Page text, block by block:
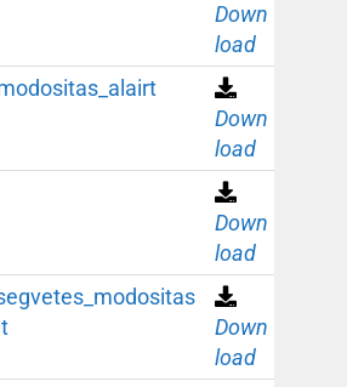
Down
load
Down
load
Down
load
Down
load